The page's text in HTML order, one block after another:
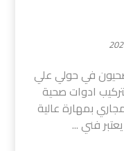
في حولي علي
ادوات صحية
بمهارة عالية
فني ...